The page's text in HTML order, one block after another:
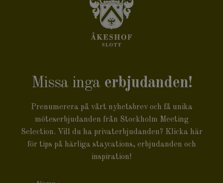
Missa inga erbjudanden!
Prenumerera på vårt nyhetsbrev och få unika
möteserbjudanden från Stockholm Meeting
Selection. Vill du ha privaterbjudanden? Klicka här
för tips på härliga staycations, erbjudanden och
inspiration!